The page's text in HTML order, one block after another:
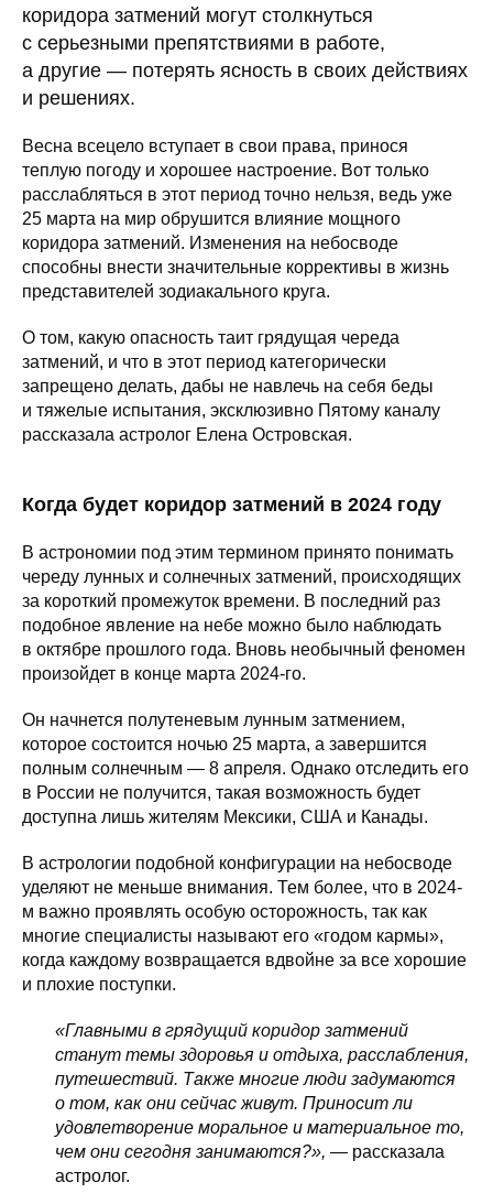
коридора затмений могут столкнуться
с серьезными препятствиями в работе,
а другие — потерять ясность в своих действиях
и решениях.
Весна всецело вступает в свои права, принося
теплую погоду и хорошее настроение. Вот только
расслабляться в этот период точно нельзя, ведь уже
25 марта на мир обрушится влияние мощного
коридора затмений. Изменения на небосводе
способны внести значительные коррективы в жизнь
представителей зодиакального круга.
О том, какую опасность таит грядущая череда
затмений, и что в этот период категорически
запрещено делать, дабы не навлечь на себя беды
и тяжелые испытания, эксклюзивно Пятому каналу
рассказала астролог Елена Островская.
Когда будет коридор затмений в 2024 году
В астрономии под этим термином принято понимать
череду лунных и солнечных затмений, происходящих
за короткий промежуток времени. В последний раз
подобное явление на небе можно было наблюдать
в октябре прошлого года. Вновь необычный феномен
произойдет в конце марта 2024-го.
Он начнется полутеневым лунным затмением,
которое состоится ночью 25 марта, а завершится
полным солнечным — 8 апреля. Однако отследить его
в России не получится, такая возможность будет
доступна лишь жителям Мексики, США и Канады.
В астрологии подобной конфигурации на небосводе
уделяют не меньше внимания. Тем более, что в 2024-
м важно проявлять особую осторожность, так как
многие специалисты называют его «годом кармы»,
когда каждому возвращается вдвойне за все хорошие
и плохие поступки.
«Главными в грядущий коридор затмений
станут темы здоровья и отдыха, расслабления,
путешествий. Также многие люди задумаются
о том, как они сейчас живут. Приносит ли
удовлетворение моральное и материальное то,
чем они сегодня занимаются?», — рассказала
астролог.